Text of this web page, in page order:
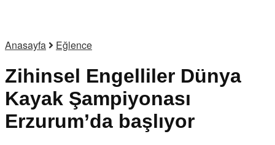
Anasayfa Eğlence
Zihinsel Engelliler Dünya
Kayak Şampiyonası
Erzurum’da başlıyor